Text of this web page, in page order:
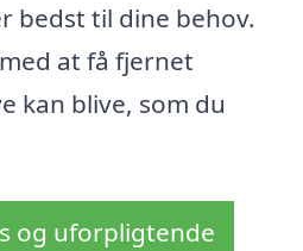
bedst til dine behov.
at få fjernet
kan blive, som du
og uforpligtende